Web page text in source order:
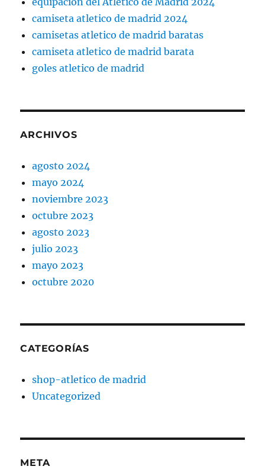
camiseta atletico de madrid 2024
camisetas atletico de madrid baratas
camiseta atletico de madrid barata
goles atletico de madrid
ARCHIVOS
agosto 2024
mayo 2024
noviembre 2023
octubre 2023
agosto 2023
julio 2023
mayo 2023
octubre 2020
CATEGORÍAS
shop-atletico de madrid
Uncategorized
META